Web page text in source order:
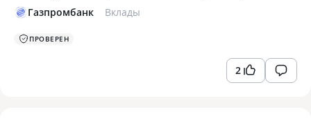
Газпромбанк Вклады
ПРОВЕРЕН
2